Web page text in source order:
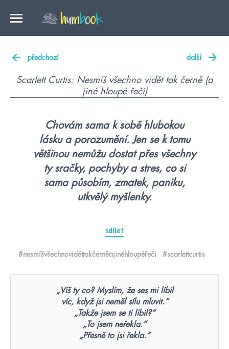
předchozí další
Scarlett Curtis: Nesmíš všechno vidět tak černě (a
jiné hloupé řeči)
Chovám sama k sobě hlubokou
lásku a porozumění. Jen se k tomu
většinou nemůžu dostat přes všechny
ty sračky, pochyby a stres, co si
sama působím, zmatek, paniku,
utkvělý myšlenky.
sdílet
#nesmíšvšechnoviděttakčerněajinéhloupéřeči #scarlettcurtis
„Víš ty co? Myslím, že ses mi líbil
víc, když jsi neměl sílu mluvit.“
„Takže jsem se ti líbil?“
„To jsem neřekla.“
„Přesně to jsi řekla.“